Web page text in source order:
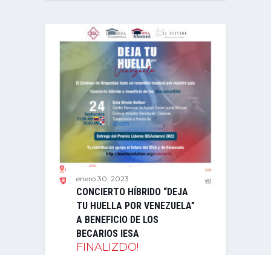
enero 30, 2023
CONCIERTO HÍBRIDO “DEJA
TU HUELLA POR VENEZUELA”
A BENEFICIO DE LOS
BECARIOS IESA
FINALIZDO!